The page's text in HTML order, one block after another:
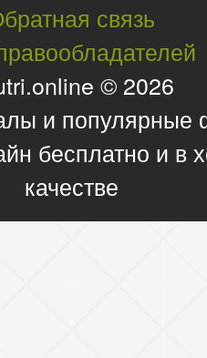
связь
© 2026
и
бесплатно и в
качестве